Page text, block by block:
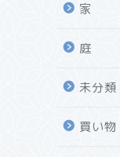
家
庭
未分類
買い物